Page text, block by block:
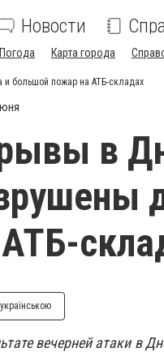
Новости
Погода Карта города
большой пожар на АТБ-складах
в
вечерней атаки в